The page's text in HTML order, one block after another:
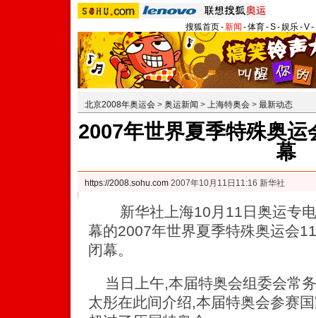
搜狐首页-新闻 -体育-S-娱乐-V-
北京2008年奥运会 > 奥运新闻 > 上海特奥会 > 最新动态
2007年世界夏季特殊奥
幕
https://2008.sohu.com 2007年10月11日11:16 新华社
新华社上海10月11日奥运专
幕的2007年世界夏季特殊奥运会
闭幕。
当日上午,本届特奥会组委会常
太彤在此间介绍,本届特奥会参赛